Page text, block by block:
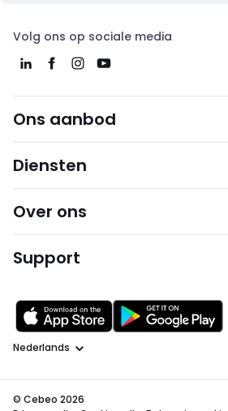
Volg ons op sociale media
Ons aanbod
Diensten
Over ons
Support
Taal
© Cebeo 2026